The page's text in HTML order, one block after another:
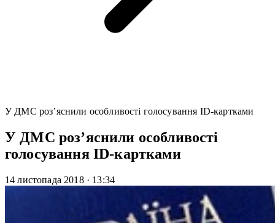
У ДМС роз’яснили особливості голосування ID-картками
У ДМС роз’яснили особливості
голосування ID-картками
14 листопада 2018 · 13:34